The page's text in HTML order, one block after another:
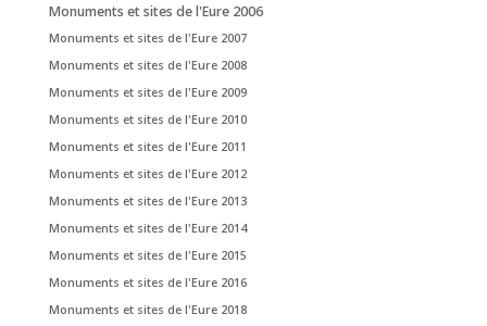
Monuments et sites de l'Eure 2006
Monuments et sites de l'Eure 2007
Monuments et sites de l'Eure 2008
Monuments et sites de l'Eure 2009
Monuments et sites de l'Eure 2010
Monuments et sites de l'Eure 2011
Monuments et sites de l'Eure 2012
Monuments et sites de l'Eure 2013
Monuments et sites de l'Eure 2014
Monuments et sites de l'Eure 2015
Monuments et sites de l'Eure 2016
Monuments et sites de l'Eure 2018